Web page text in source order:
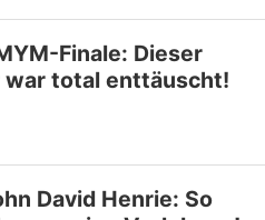
Finale: Dieser
war total enttäuscht!
David Henrie: So